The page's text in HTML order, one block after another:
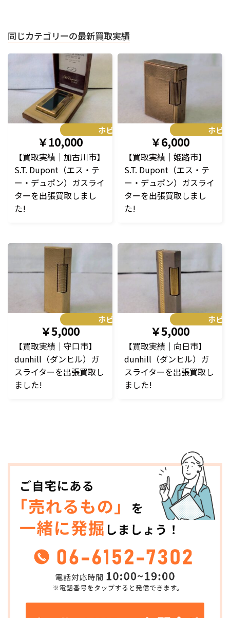
同じカテゴリーの最新買取実績
ホビー
￥10,000
【買取実績｜加古川市】
S.T. Dupont（エス・テ
ー・デュポン）ガスライ
ターを出張買取しまし
た!
ホビ
￥6,000
【買取実績｜姫路市】
S.T. Dupont（エス・テ
ー・デュポン）ガスライ
ターを出張買取しまし
た!
ホビー
￥5,000
【買取実績｜守口市】
dunhill（ダンヒル）ガ
スライターを出張買取し
ました!
ホビ
￥5,000
【買取実績｜向日市】
dunhill（ダンヒル）ガ
スライターを出張買取し
ました!